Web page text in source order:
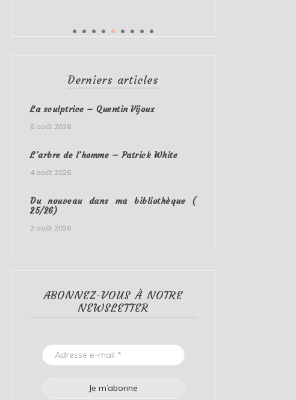
Derniers articles
La sculptrice – Quentin Vijoux
6 août 2026
L’arbre de l’homme – Patrick White
4 août 2026
Du nouveau dans ma bibliothèque (
25/26)
2 août 2026
ABONNEZ-VOUS À NOTRE
NEWSLETTER